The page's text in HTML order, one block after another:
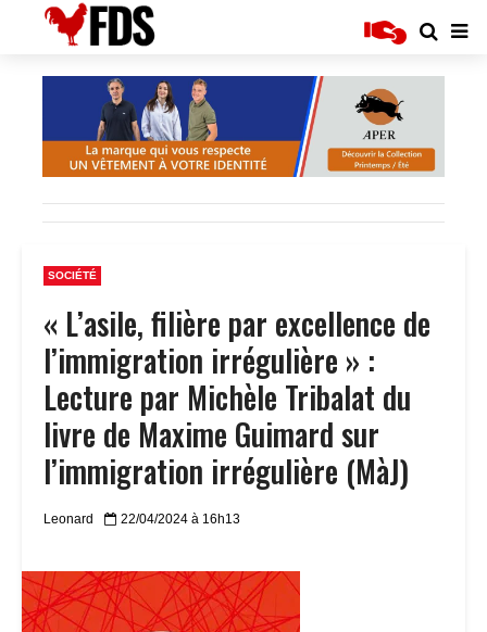
SOCIÉTÉ
« L’asile, filière par excellence de
l’immigration irrégulière » :
Lecture par Michèle Tribalat du
livre de Maxime Guimard sur
l’immigration irrégulière (MàJ)
Leonard 22/04/2024 à 16h13